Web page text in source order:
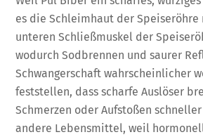
es die Schleimhaut der Speiseröhre
unteren Schließmuskel der
wodurch Sodbrennen und saurer
Schwangerschaft wahrscheinlicher
feststellen, dass scharfe Auslöser
Schmerzen oder Aufstoßen
andere Lebensmittel, weil